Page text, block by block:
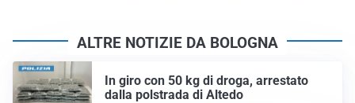
ALTRE NOTIZIE DA BOLOGNA
In giro con 50 kg di droga, arrestato
dalla polstrada di Altedo